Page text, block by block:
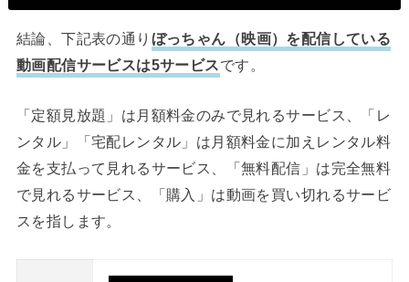
結論、下記表の通り ぼっちゃん（映画）を配信している
動画配信サービスは5サービスです。
「定額見放題」は月額料金のみで見れるサービス、「レ
ンタル」「宅配レンタル」は月額料金に加えレンタル料
金を支払って見れるサービス、「無料配信」は完全無料
で見れるサービス、「購入」は動画を買い切れるサービ
スを指します。